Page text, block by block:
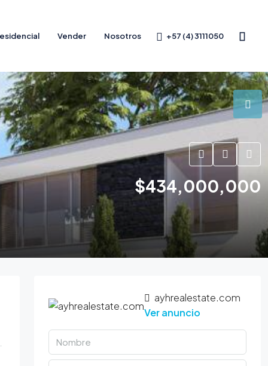
Vender Nosotros +57 (4) 3111050
$434,000,000
ayhrealestate.com
Ver anuncio